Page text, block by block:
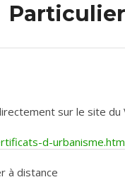
sur le site du
d-urbanisme.htm
à distance